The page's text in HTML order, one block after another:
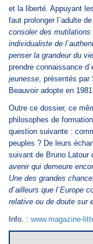
et la liberté. Appuyant
faut prolonger l`adulte
consoler des
individualiste de
penser la grandeur du
prendre connaissance
jeunesse , présentés
Beauvoir adopte en 1981.
Outre ce dossier, ce
philosophes de
question suivante :
peuples ? De leurs
suivant de Bruno Latour
avenir qui demeure
Une des grandes
d`ailleurs que l`Europe
relative ou de doute sur
Info. : www.magazine-